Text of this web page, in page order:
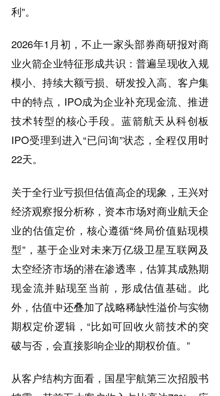
利”。
2026年1月初，不止一家头部券商研报对商
业火箭企业特征形成共识：普遍呈现收入规
模小、持续大额亏损、研发投入高、客户集
中的特点，IPO成为企业补充现金流、推进
技术转型的核心手段。蓝箭航天从科创板
IPO受理到进入“已问询”状态，全程仅用时
22天。
关于全行业亏损但估值高企的现象，王兴对
经济观察报分析称，资本市场对商业航天企
业的估值定价，核心遵循“终局价值贴现模
型”，基于企业对未来万亿级卫星互联网及
太空经济市场的潜在渗透率，估算其成熟期
现金流并贴现至当前，形成估值基础。此
外，估值中还叠加了战略稀缺性溢价与实物
期权定价逻辑，“比如可回收火箭技术的突
破与否，会直接影响企业的期权价值。”
从客户结构方面看，国星宇航第三次招股书